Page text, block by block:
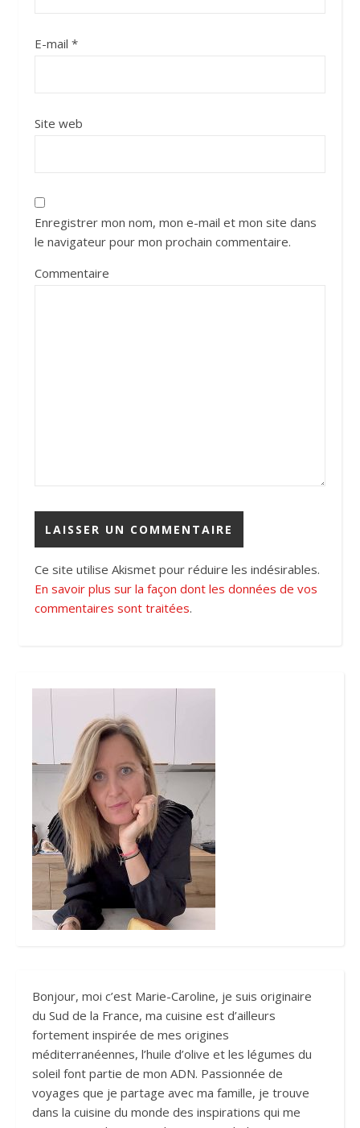
E-mail *
Site web
Enregistrer mon nom, mon e-mail et mon site dans
le navigateur pour mon prochain commentaire.
Commentaire
Ce site utilise Akismet pour réduire les indésirables.
En savoir plus sur la façon dont les données de vos
commentaires sont traitées.
Bonjour, moi c’est Marie-Caroline, je suis originaire
du Sud de la France, ma cuisine est d’ailleurs
fortement inspirée de mes origines
méditerranéennes, l’huile d’olive et les légumes du
soleil font partie de mon ADN. Passionnée de
voyages que je partage avec ma famille, je trouve
dans la cuisine du monde des inspirations qui me